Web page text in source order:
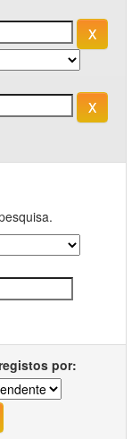
por: